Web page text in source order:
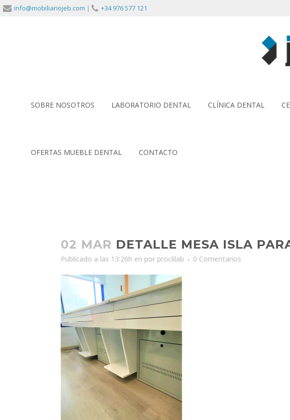
info@mobiliariojeb.com | +34 976 577 121
SOBRE NOSOTROS LABORATORIO DENTAL CLÍNICA DENTAL
OFERTAS MUEBLE DENTAL CONTACTO
02 MAR DETALLE MESA ISLA
Publicado a las 13:26h en por proclilab 0 Comentarios